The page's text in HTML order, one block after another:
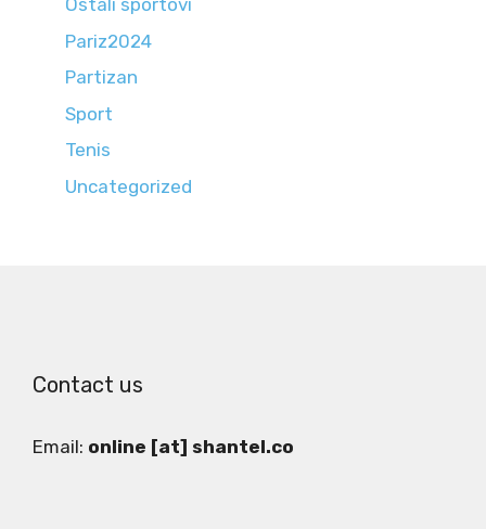
Ostali sportovi
Pariz2024
Partizan
Sport
Tenis
Uncategorized
Contact us
Email: online [at] shantel.co